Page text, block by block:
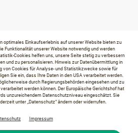
optimales Einkaufserlebnis auf unserer Website bieten zu
Funktionalität unserer Website notwendig und werden
Cookies helfen uns, unsere Seite stetig zu verbessern
und zu personalisieren. Hinweis zur Datenübermittlung in
von Cookies für Analyse- und Statistikzwecke sowie für
Sie ein, dass Ihre Daten in den USA verarbeitet werden.
durch Regierungsbehörden eingesehen und zu
werden können. Der Europäische Gerichtshof hat
unzureichendem Datenschutzniveau eingeschätzt. Sie
unter „Datenschutz“ ändern oder widerrufen.
Impressum